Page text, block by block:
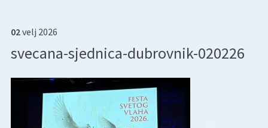
02velj 2026
svecana-sjednica-dubrovnik-020226